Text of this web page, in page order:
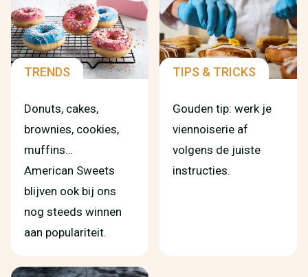
TRENDS
Donuts, cakes,
brownies, cookies,
muffins…
American Sweets
blijven ook bij ons
nog steeds winnen
aan populariteit.
TIPS & TRICKS
Gouden tip: werk je
viennoiserie af
volgens de juiste
instructies.